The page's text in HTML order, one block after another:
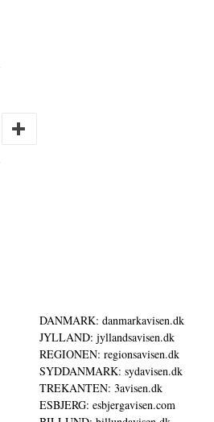
DANMARK: danmarkavisen.dk
JYLLAND: jyllandsavisen.dk
REGIONEN: regionsavisen.dk
SYDDANMARK: sydavisen.dk
TREKANTEN: 3avisen.dk
ESBJERG: esbjergavisen.com